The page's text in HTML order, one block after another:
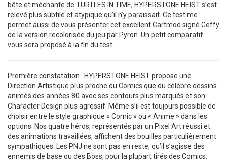
bête et méchante de TURTLES IN TIME, HYPERSTONE HEIST s’est
relevé plus subtile et atypique qu’il n’y paraissait. Ce test me
permet aussi de vous présenter cet excellent Cartmod signé Geffy
de la version recolorisée du jeu par Pyron. Un petit comparatif
vous sera proposé à la fin du test…
Première constatation : HYPERSTONE HEIST propose une
Direction Artistique plus proche du Comics que du célèbre dessins
animés des années 80 avec ses contours plus marqués et son
Character Design plus agressif. Même s’il est toujours possible de
choisir entre le style graphique « Comic » ou « Anime » dans les
options. Nos quatre héros, représentés par un Pixel Art réussi et
des animations travaillées, affichent des bouilles particulièrement
sympathiques. Les PNJ ne sont pas en reste, qu’il s’agisse des
ennemis de base ou des Boss, pour la plupart tirés des Comics.